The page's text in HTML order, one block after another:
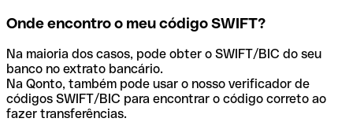
Onde encontro o meu código SWIFT?
Na maioria dos casos, pode obter o SWIFT/BIC do seu
banco no extrato bancário.
Na Qonto, também pode usar o nosso verificador de
códigos SWIFT/BIC para encontrar o código correto ao
fazer transferências.